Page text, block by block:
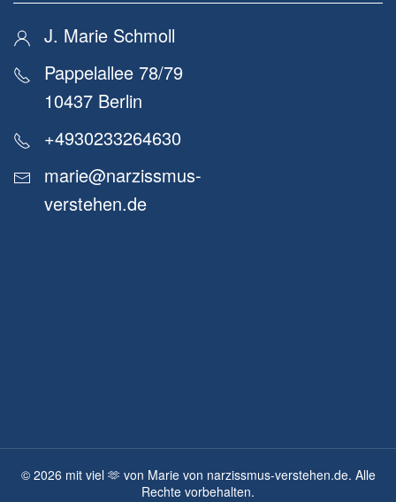
J. Marie Schmoll
Pappelallee 78/79
10437 Berlin
+4930233264630
marie@narzissmus-
verstehen.de
© 2026 mit viel 🫶 von Marie von narzissmus-verstehen.de. Alle
Rechte vorbehalten.